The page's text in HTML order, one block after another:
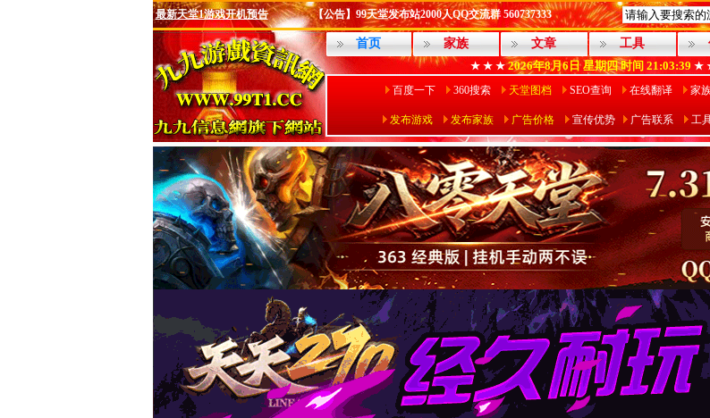
最新天堂1游戏开机预告 【公告】99天堂发布站2000人QQ交流群 560737333
首页 家族 文章 工具
★ ★ ★2026年8月6日星期四时间 21:03:40 ★
百度一下
360搜索 天堂图档 SEO查询 在线翻译 家
发布游戏 发布家族 广告价格 宣传优势 广告联系 工